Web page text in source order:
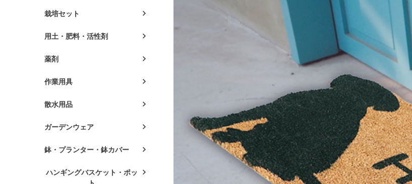
栽培セット
用土・肥料・活性剤
薬剤
作業用具
散水用品
ガーデンウェア
鉢・プランター・鉢カバー
ハンギングバスケット・ポッ